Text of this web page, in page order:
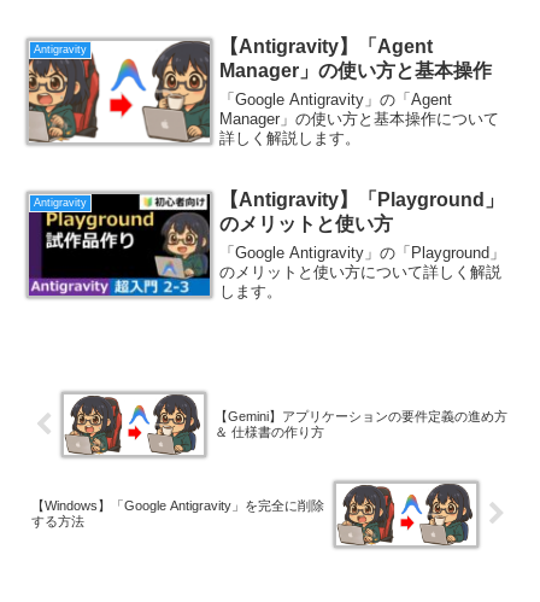
Antigravity
【Antigravity】「Agent
Manager」の使い方と基本操作
「Google Antigravity」の「Agent
Manager」の使い方と基本操作について
詳しく解説します。
Antigravity
【Antigravity】「Playground」
のメリットと使い方
「Google Antigravity」の「Playground」
のメリットと使い方について詳しく解説
します。
【Gemini】アプリケーションの要件定義の進め方
＆ 仕様書の作り方
【Windows】「Google Antigravity」を完全に削除
する方法